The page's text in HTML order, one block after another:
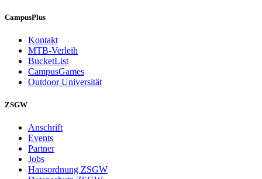
CampusPlus
Kontakt
MTB-Verleih
BucketList
CampusGames
Outdoor Universität
ZSGW
Anschrift
Events
Partner
Jobs
Hausordnung ZSGW